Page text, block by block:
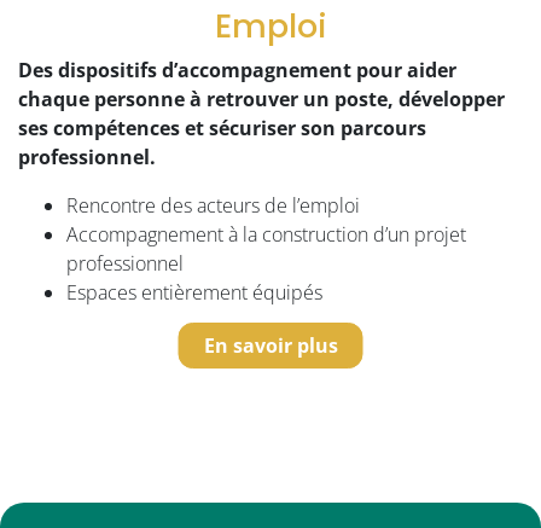
Emploi
Des dispositifs d’accompagnement pour aider
chaque personne à retrouver un poste, développer
ses compétences et sécuriser son parcours
professionnel.
Rencontre des acteurs de l’emploi
Accompagnement à la construction d’un projet
professionnel
Espaces entièrement équipés
En savoir plus